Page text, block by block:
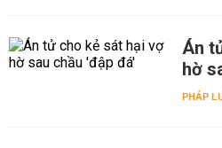
Án
hờ
PHÁP